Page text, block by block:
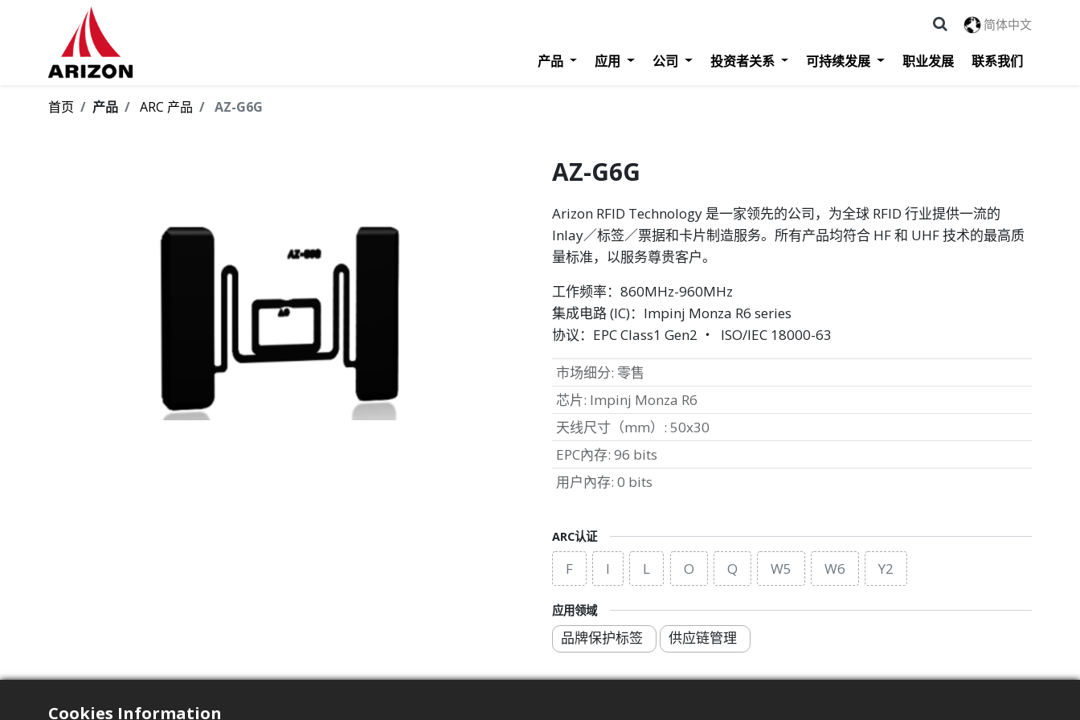
产品 应用 公司 投资者关系 可持续发展 职业发展 联系我们
简体中文
首页 产品 ARC 产品 AZ-G6G
AZ-G6G
Arizon RFID Technology 是一家领先的公司，为全球 RFID 行业提供一流的
Inlay／标签／票据和卡片制造服务。所有产品均符合 HF 和 UHF 技术的最高质
量标准，以服务尊贵客户。
工作频率：860MHz-960MHz
集成电路 (IC)：Impinj Monza R6 series
协议：EPC Class1 Gen2 ‧ ISO/IEC 18000-63
ARC认证
F I L O Q W5 W6 Y2
应用领域
品牌保护标签 供应链管理
市场细分: 零售
芯片: Impinj Monza R6
天线尺寸（mm） : 50x30
EPC內存: 96 bits
用户內存: 0 bits
Cookies Information